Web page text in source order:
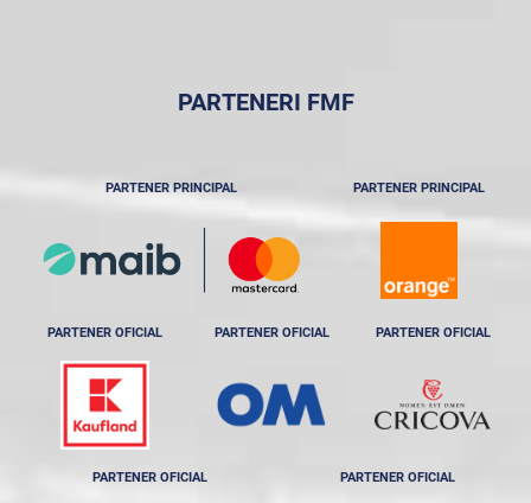
PARTENERI FMF
PARTENER PRINCIPAL PARTENER PRINCIPAL
PARTENER OFICIAL PARTENER OFICIAL PARTENER OFICIAL
PARTENER OFICIAL PARTENER OFICIAL